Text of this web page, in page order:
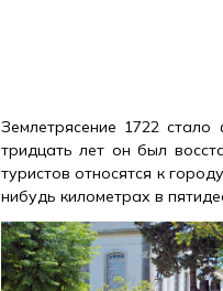
Землетрясение 1722
тридцать лет он был
туристов относятся к
нибудь километрах в